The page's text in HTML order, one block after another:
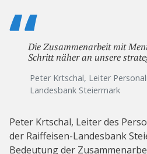
Die Zusammenarbeit mit
Schritt näher an unsere
Peter Krtschal, Leiter
Landesbank Steiermark
Peter Krtschal, Leiter des
der Raiffeisen-Landesbank
Bedeutung der